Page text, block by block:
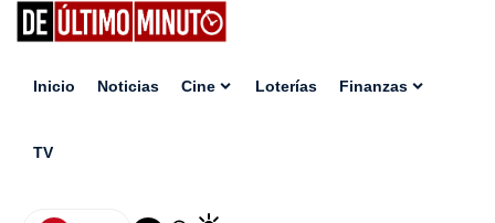
Inicio Noticias Cine Loterías Finanzas
TV